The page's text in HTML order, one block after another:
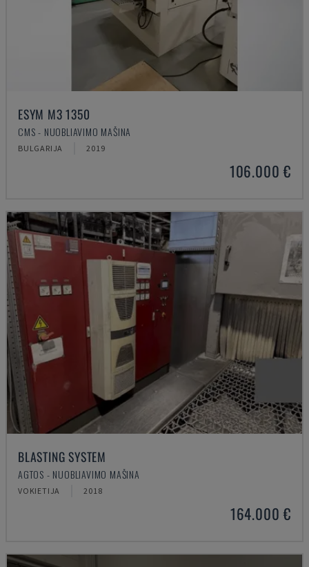
ESYM M3 1350
CMS - NUOBLIAVIMO MAŠINA
BULGARIJA 2019
106.000 €
BLASTING SYSTEM
AGTOS - NUOBLIAVIMO MAŠINA
VOKIETIJA 2018
164.000 €